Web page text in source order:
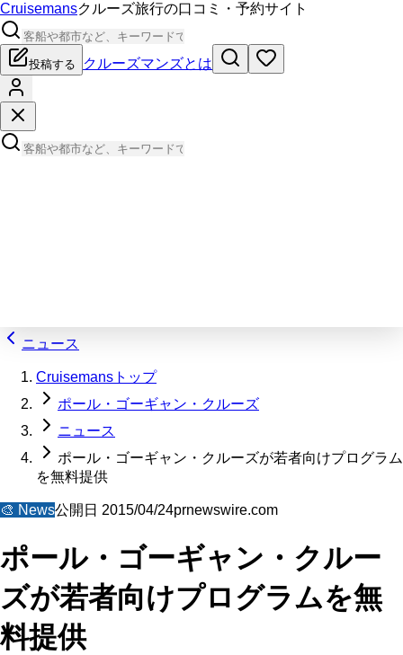
Cruisemansクルーズ旅行の口コミ・予約サイト
投稿する クルーズマンズとは
ニュース
Cruisemansトップ
ポール・ゴーギャン・クルーズ
ニュース
ポール・ゴーギャン・クルーズが若者向けプログラム
を無料提供
🎨 News公開日 2015/04/24prnewswire.com
ポール・ゴーギャン・クルー
ズが若者向けプログラムを無
料提供